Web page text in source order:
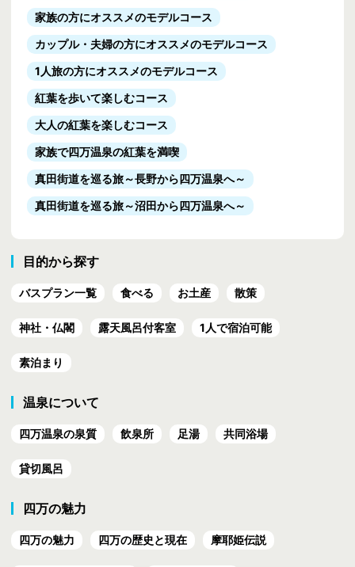
家族の方にオススメのモデルコース
カップル・夫婦の方にオススメのモデルコース
1人旅の方にオススメのモデルコース
紅葉を歩いて楽しむコース
大人の紅葉を楽しむコース
家族で四万温泉の紅葉を満喫
真田街道を巡る旅～長野から四万温泉へ～
真田街道を巡る旅～沼田から四万温泉へ～
目的から探す
バスプラン一覧 食べる お土産 散策
神社・仏閣 露天風呂付客室 1人で宿泊可能
素泊まり
温泉について
四万温泉の泉質 飲泉所 足湯 共同浴場
貸切風呂
四万の魅力
四万の魅力 四万の歴史と現在 摩耶姫伝説